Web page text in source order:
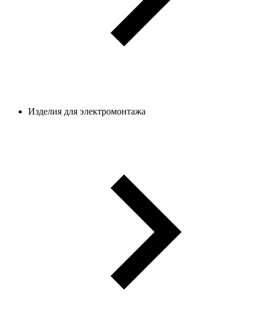
Изделия для электромонтажа